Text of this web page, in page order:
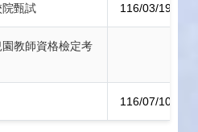
甄試 116/03/19 -
教師資格檢定考
116/07/10 (六)